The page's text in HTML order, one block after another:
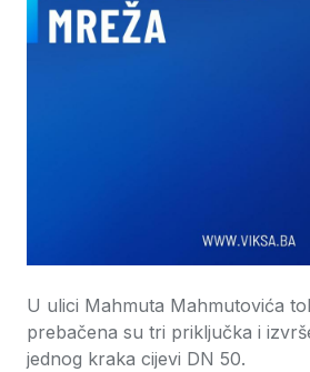
U ulici Mahmuta Mahmutovića
prebačena su tri priključka i
jednog kraka cijevi DN 50.